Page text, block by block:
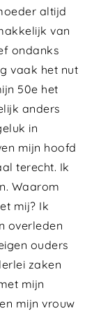
altijd
van
ondanks
vaak het nut
50e het
anders
in
mijn hoofd
terecht. Ik
Waarom
mij? Ik
overleden
ouders
zaken
mijn
mijn vrouw